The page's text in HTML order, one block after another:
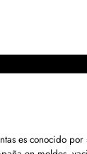
es conocido por